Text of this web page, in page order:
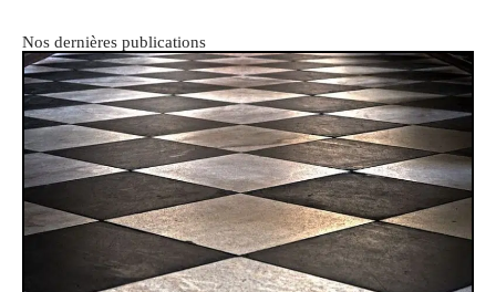
Nos dernières publications